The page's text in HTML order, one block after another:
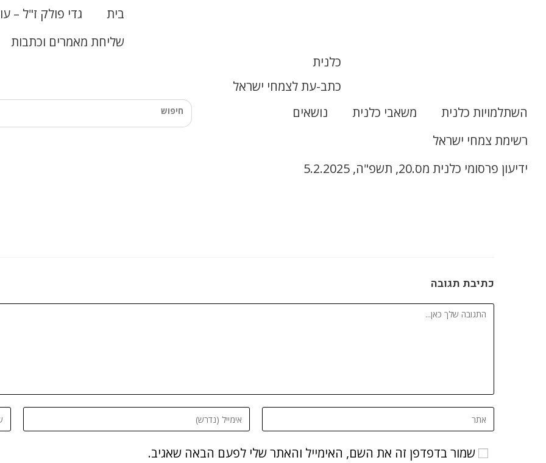
בית
גדי פולק ז"ל –
שליחת מאמרים וכתבות
כלנית
כתב-עת לצמחי ישראל
השתלמויות כלנית
משאבי כלנית
נושאים
רשימת צמחי ישראל
ידיעון פרסומי כלנית מס.20, תשפ"ה, 5.2.2025
כתיבת תגובה
שמור בדפדפן זה את השם, האימייל והאתר שלי לפעם הבאה שאגיב.